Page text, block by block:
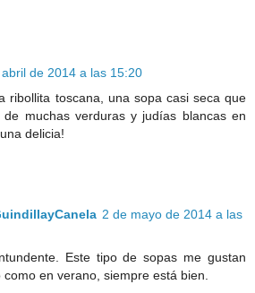
de 2014 a las 15:20
ribollita toscana, una sopa casi seca que
muchas verduras y judías blancas en
delicia!
2 de mayo de 2014 a las
Este tipo de sopas me gustan
en verano, siempre está bien.